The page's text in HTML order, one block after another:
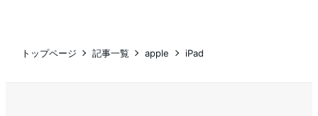
トップページ 記事一覧 apple iPad